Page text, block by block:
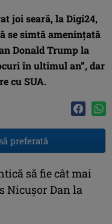
joi seară, la Digi24,
se simtă amenințată
Donald Trump la
în ultimul an”, dar
cu SUA.
preferată
să fie cât mai
Nicuşor Dan la